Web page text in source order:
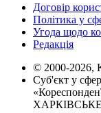
Договір
Політика у
Угода щодо
Редакція
© 2000-2026,
Суб'єкт у
ХАРКІВСЬКЕ